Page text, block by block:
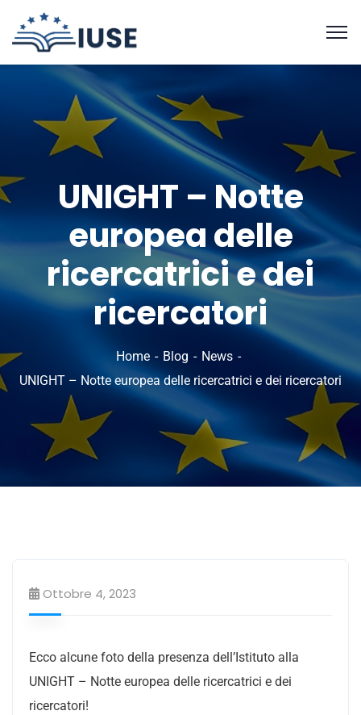
UNIGHT – Notte
europea delle
ricercatrici e dei
ricercatori
Home Blog
News
UNIGHT – Notte europea delle ricercatrici e dei ricercatori
Ottobre 4, 2023
Ecco alcune foto della presenza dell’Istituto alla
UNIGHT – Notte europea delle ricercatrici e dei
ricercatori!